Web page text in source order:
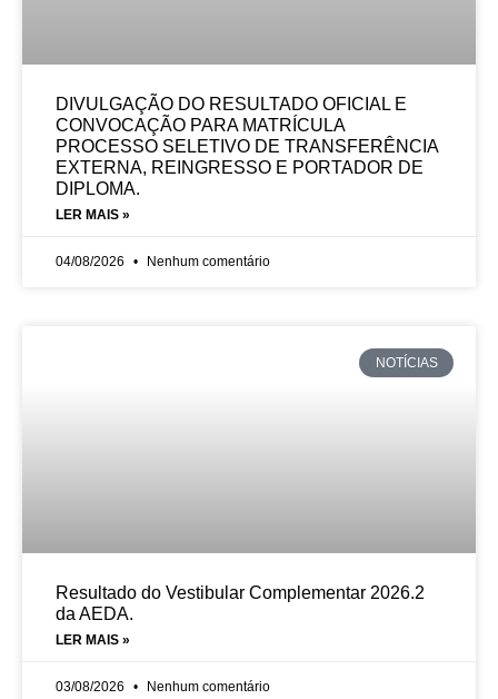
DIVULGAÇÃO DO RESULTADO OFICIAL E
CONVOCAÇÃO PARA MATRÍCULA
PROCESSO SELETIVO DE TRANSFERÊNCIA
EXTERNA, REINGRESSO E PORTADOR DE
DIPLOMA.
LER MAIS »
04/08/2026 Nenhum comentário
NOTÍCIAS
Resultado do Vestibular Complementar 2026.2
da AEDA.
LER MAIS »
03/08/2026 Nenhum comentário